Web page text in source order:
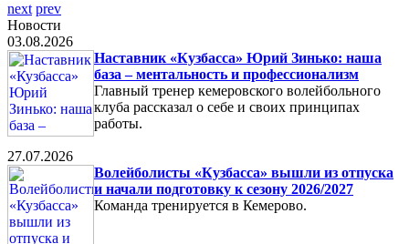
next prev
Новости
03.08.2026
Наставник «Кузбасса» Юрий Зинько: наша
база – ментальность и профессионализм
Главный тренер кемеровского волейбольного
клуба рассказал о себе и своих принципах
работы.
27.07.2026
Волейболисты «Кузбасса» вышли из отпуска
и начали подготовку к сезону 2026/2027
Команда тренируется в Кемерово.